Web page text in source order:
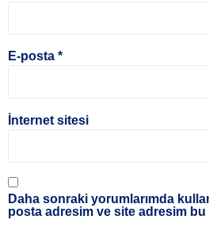
E-posta *
İnternet sitesi
Daha sonraki yorumlarımda
posta adresim ve site adresim bu